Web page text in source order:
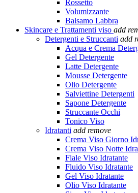
Rossetto
Volumizzante
Balsamo Labbra
Skincare e Trattamenti viso add
Detergenti e Struccanti add
Acqua e Crema
Gel Detergente
Latte Detergente
Mousse Detergente
Olio Detergente
Salviettine Detergenti
Sapone Detergente
Struccante Occhi
Tonico Viso
Idratanti add remove
Crema Viso Giorno
Crema Viso Notte
Fiale Viso Idratante
Fluido Viso Idratante
Gel Viso Idratante
Olio Viso Idratante